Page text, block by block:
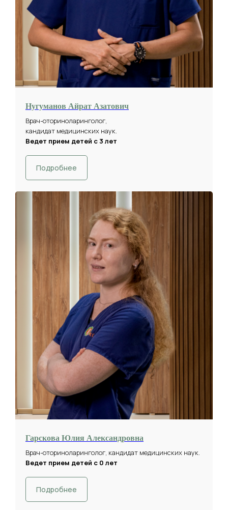
Нугуманов Айрат Азатович
Врач-оториноларинголог,
кандидат медицинских наук.
Ведет прием детей с 3 лет
Подробнее
Гарскова Юлия Александровна
Врач-оториноларинголог, кандидат медицинских наук.
Ведет прием детей с 0 лет
Подробнее